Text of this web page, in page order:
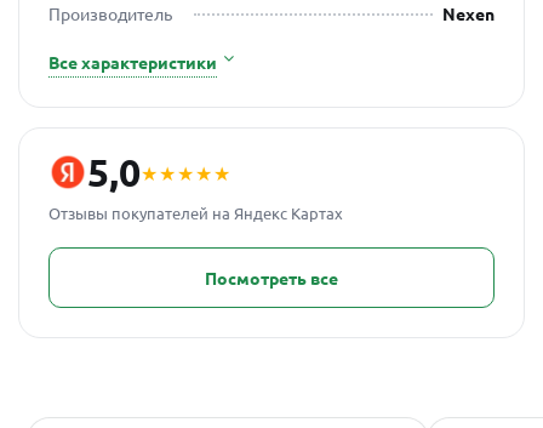
Производитель
Nexen
Все характеристики
5,0★★★★★
Отзывы покупателей на Яндекс Картах
Посмотреть все